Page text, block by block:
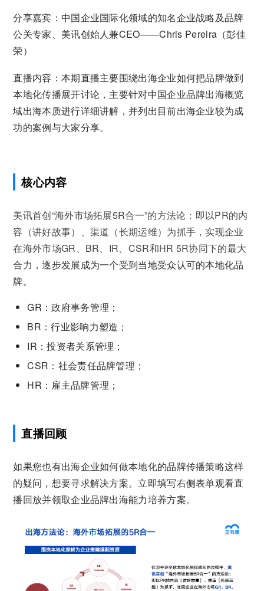
分享嘉宾：中国企业国际化领域的知名企业战略及品牌
公关专家、美讯创始人兼CEO——Chris Pereira（彭佳
荣）
直播内容：本期直播主要围绕出海企业如何把品牌做到
本地化传播展开讨论，主要针对中国企业品牌出海概览
域出海本质进行详细讲解，并列出目前出海企业较为成
功的案例与大家分享。
核心内容
美讯首创“海外市场拓展5R合一”的方法论：即以PR的内
容（讲好故事）、渠道（长期运维）为抓手，实现企业
在海外市场GR、BR、IR、CSR和HR 5R协同下的最大
合力，逐步发展成为一个受到当地受众认可的本地化品
牌。
GR：政府事务管理；
BR：行业影响力塑造；
IR：投资者关系管理；
CSR：社会责任品牌管理；
HR：雇主品牌管理；
直播回顾
如果您也有出海企业如何做本地化的品牌传播策略这样
的疑问，想要寻求解决方案。立即填写右侧表单观看直
播回放并领取企业品牌出海能力培养方案。